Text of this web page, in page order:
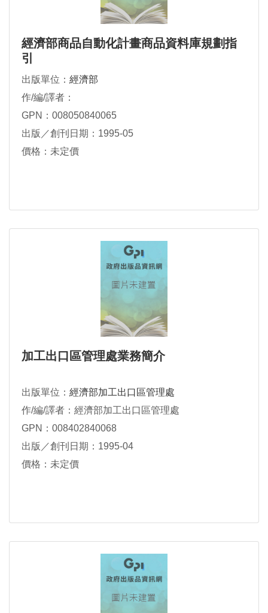
經濟部商品自動化計畫商品資料庫規劃指
引
出版單位： 經濟部
作/編/譯者：
GPN：008050840065
出版／創刊日期：1995-05
價格：未定價
加工出口區管理處業務簡介
出版單位： 經濟部加工出口區管理處
作/編/譯者：經濟部加工出口區管理處
GPN：008402840068
出版／創刊日期：1995-04
價格：未定價